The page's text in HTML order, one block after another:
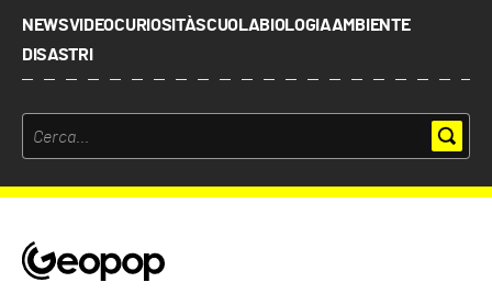
NEWSVIDEOCURIOSITÀSCUOLABIOLOGIAAMBIENTE
DISASTRI